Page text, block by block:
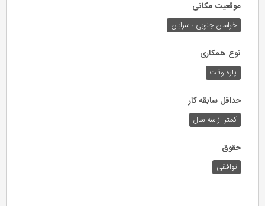
موقعیت مکانی
خراسان جنوبی ، سرایان
نوع همکاری
پاره وقت
حداقل سابقه کار
کمتر از سه سال
حقوق
توافقی